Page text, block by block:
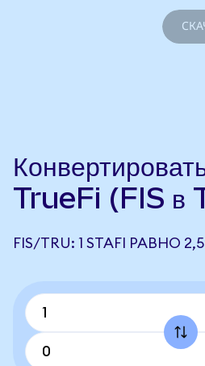
TrueFi (FIS в
FIS/TRU: 1 STAFI РАВНО